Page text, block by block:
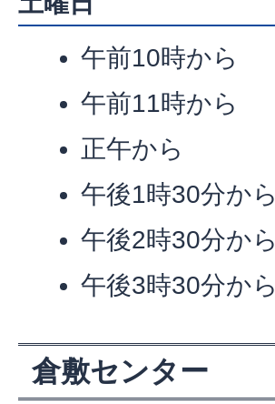
午前10時から
午前11時から
正午から
午後1時30分から
午後2時30分から
午後3時30分から
倉敷センター